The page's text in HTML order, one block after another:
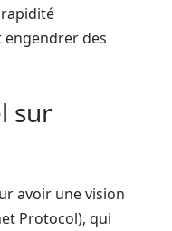
engendrer des
sur
avoir une vision
Protocol), qui